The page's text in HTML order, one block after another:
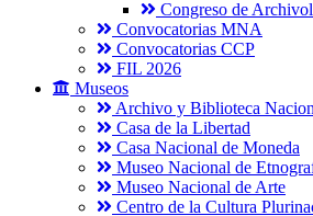
Congreso de
Convocatorias MNA
Convocatorias CCP
FIL 2026
Museos
Archivo y Biblioteca
Casa de la Libertad
Casa Nacional de Moneda
Museo Nacional de
Museo Nacional de Arte
Centro de la Cultura